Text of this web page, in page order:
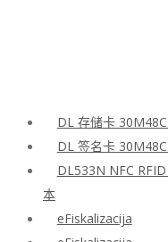
DL 存储卡
DL 签名卡
DL533N NFC
本
eFiskalizacija